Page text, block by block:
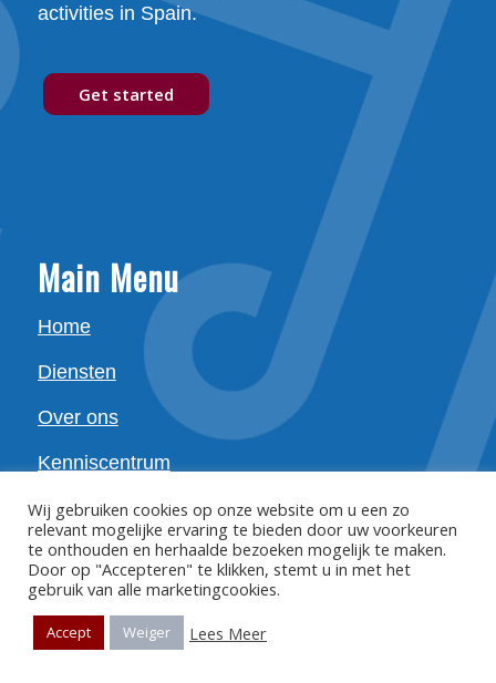
activities in Spain.
Get started
Main Menu
Home
Diensten
Over ons
Kenniscentrum
Partners
Vacancies
Wij gebruiken cookies op onze website om u een zo
relevant mogelijke ervaring te bieden door uw voorkeuren
te onthouden en herhaalde bezoeken mogelijk te maken.
Door op "Accepteren" te klikken, stemt u in met het
gebruik van alle marketingcookies.
Accept Weiger Lees Meer